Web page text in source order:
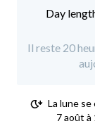
Il reste 20
La lune se
7 août à